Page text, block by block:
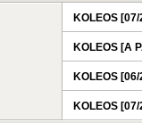
KOLEOS
KOLEOS [A
KOLEOS
KOLEOS